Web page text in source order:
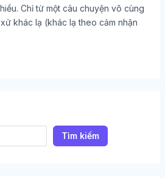
Chỉ từ một câu chuyện vô cùng
khác lạ (khác lạ theo cảm nhận
Tìm kiếm